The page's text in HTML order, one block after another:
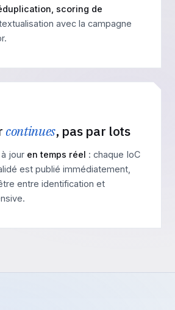
scoring de
avec la campagne
continues, pas par lots
jour en temps réel : chaque IoC
est publié immédiatement,
entre identification et